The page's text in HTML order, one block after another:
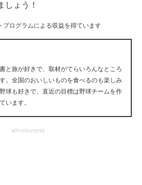
ティ
かる
イト
しょう！
ログラムによる収益を得ています
と旅が好きで、取材がてらいろんなところ
。全国のおいしいものを食べるのも楽しみ
球も好きで、直近の目標は野球チームを作
います。
advertisement